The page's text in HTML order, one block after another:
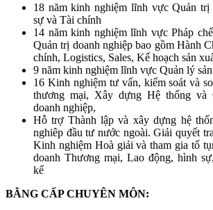
18 năm kinh nghiệm lĩnh vực Quản trị
sự và Tài chính
14 năm kinh nghiệm lĩnh vực Pháp
Quản trị doanh nghiệp bao gồm Hành
chính, Logistics, Sales, Kế hoạch sản
9 năm kinh nghiệm lĩnh vực Quản lý
16 Kinh nghiệm tư vấn, kiểm soát và
thương mại, Xây dựng Hệ thống và
doanh nghiệp,
Hỗ trợ Thành lập và xây dựng hệ
nghiêp đầu tư nước ngoài. Giải quyết
Kinh nghiệm Hoà giải và tham gia tố
doanh Thương mại, Lao động, hình
kế
BẰNG CẤP CHUYÊN MÔN: